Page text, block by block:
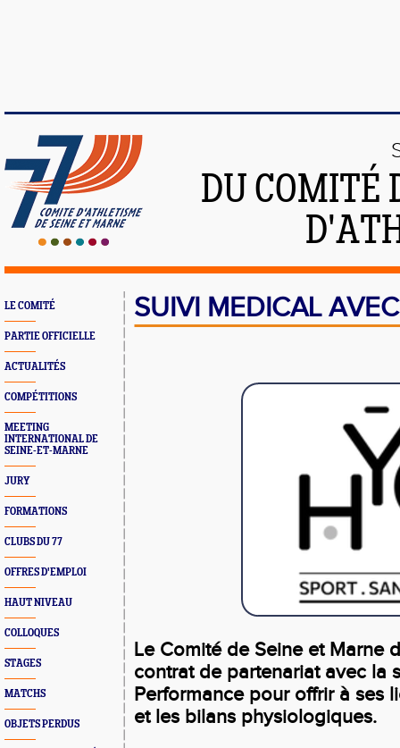
DU COMITÉ
LE COMITÉ
PARTIE OFFICIELLE
ACTUALITÉS
COMPÉTITIONS
MEETING
INTERNATIONAL DE
SEINE-ET-MARNE
JURY
FORMATIONS
CLUBS DU 77
OFFRES D'EMPLOI
HAUT NIVEAU
COLLOQUES
STAGES
MATCHS
OBJETS PERDUS
SUIVI MEDICAL
Le Comité de Seine et Marne
contrat de partenariat avec la
Performance pour offrir à ses
et les bilans physiologiques.